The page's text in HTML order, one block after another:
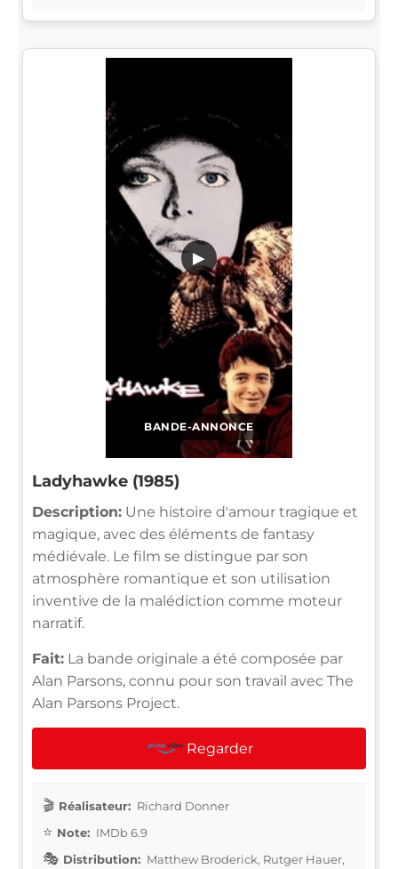
BANDE-ANNONCE
▶
Ladyhawke (1985)
Description: Une histoire d'amour tragique et
magique, avec des éléments de fantasy
médiévale. Le film se distingue par son
atmosphère romantique et son utilisation
inventive de la malédiction comme moteur
narratif.
Fait: La bande originale a été composée par
Alan Parsons, connu pour son travail avec The
Alan Parsons Project.
Regarder
Réalisateur: Richard Donner
Note: IMDb 6.9
Distribution: Matthew Broderick, Rutger Hauer,